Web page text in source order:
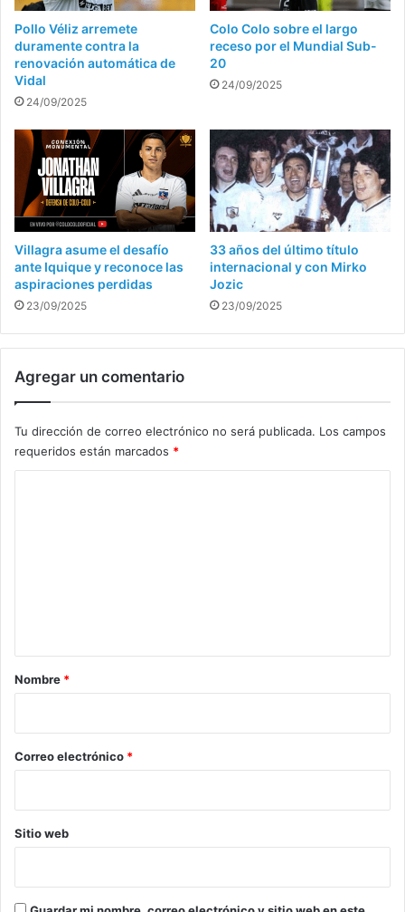
Pollo Véliz arremete
duramente contra la
renovación automática de
Vidal
24/09/2025
Colo Colo sobre el largo
receso por el Mundial Sub-
20
24/09/2025
Villagra asume el desafío
ante Iquique y reconoce las
aspiraciones perdidas
23/09/2025
33 años del último título
internacional y con Mirko
Jozic
23/09/2025
Agregar un comentario
Tu dirección de correo electrónico no será publicada. Los campos
requeridos están marcados *
r
*
Nombre *
Correo electrónico *
Sitio web